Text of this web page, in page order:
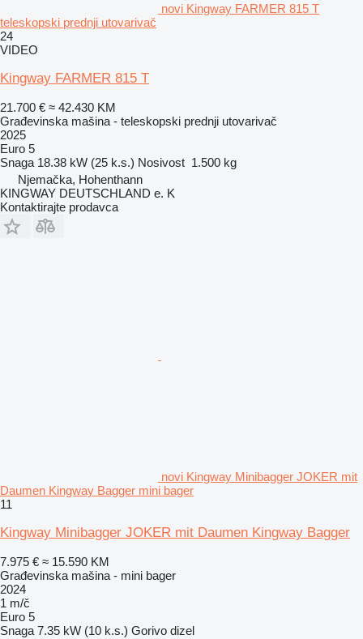
novi Kingway FARMER 815 T
teleskopski prednji utovarivač
24
VIDEO
Kingway FARMER 815 T
21.700 € ≈ 42.430 KM
Građevinska mašina - teleskopski prednji utovarivač
2025
Euro 5
Snaga 18.38 kW (25 k.s.) Nosivost 1.500 kg
Njemačka, Hohenthann
KINGWAY DEUTSCHLAND e. K
Kontaktirajte prodavca
novi Kingway Minibagger JOKER mit
Daumen Kingway Bagger mini bager
11
Kingway Minibagger JOKER mit Daumen Kingway Bagger
7.975 € ≈ 15.590 KM
Građevinska mašina - mini bager
2024
1 m/č
Euro 5
Snaga 7.35 kW (10 k.s.) Gorivo dizel